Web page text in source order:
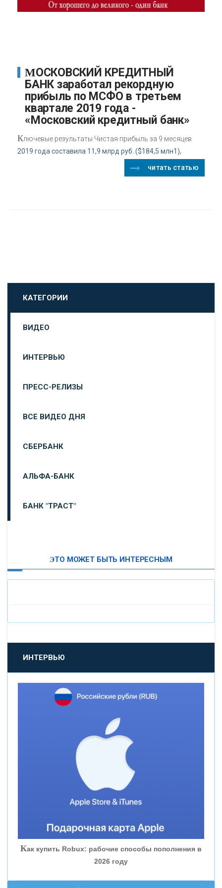
МОСКОВСКИЙ КРЕДИТНЫЙ
БАНК заработал рекордную
прибыль по МСФО в третьем
квартале 2019 года -
«Московский кредитный банк»
Ключевые результаты Чистая прибыль за 9 месяцев
2019 года составила 11,9 млрд руб. ($184,5 млн1),
читать статью
КАТЕГОРИИ
ВИДЕО
ИНТЕРВЬЮ
ПРЕСС-РЕЛИЗЫ
ВСЕ ВИДЕО ДНЯ
СБЕРБАНК
АЛЬФА-БАНК
БАНК "ТРАСТ"
«БАНК САНКТ-ПЕТЕРБУРГ»
«ПРОМСВЯЗЬБАНК»
«НОВИКОМБАНК»
«ВНЕШПРОМБАНК»
«БАНК ГЛОБЭКС»
«СОВКОМБАНК»
ЭТО МОЖЕТ БЫТЬ ИНТЕРЕСНЫМ
ИНТЕРВЬЮ
Как купить Robux: рабочие способы пополнения в
2026 году